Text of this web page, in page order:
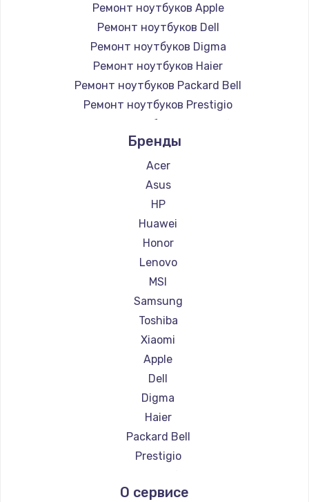
Ремонт ноутбуков Apple
Ремонт ноутбуков Dell
Ремонт ноутбуков Digma
Ремонт ноутбуков Haier
Ремонт ноутбуков Packard Bell
Ремонт ноутбуков Prestigio
Ремонт ноутбуков Microsoft
Ремонт ноутбуков Alienware
Ремонт ноутбуков Aquarius
Ремонт ноутбуков Gigabyte
Ремонт ноутбуков Aorus
Ремонт ноутбуков Maibenben
Ремонт ноутбуков Getac
Ремонт ноутбуков Philips
Ремонт ноутбуков LG
Ремонт ноутбуков Panasonic
Ремонт ноутбуков Irbis
Ремонт ноутбуков Thunderobot
Ремонт ноутбуков Hasee
Ремонт ноутбуков ZTE
Ремонт ноутбуков Hiper
Ремонт ноутбуков Evga
Ремонт ноутбуков Google
Ремонт ноутбуков Echips
Ремонт ноутбуков Predator
Бренды
Acer
Asus
HP
Huawei
Honor
Lenovo
MSI
Samsung
Toshiba
Xiaomi
Apple
Dell
Digma
Haier
Packard Bell
Prestigio
Alienware
О сервисе